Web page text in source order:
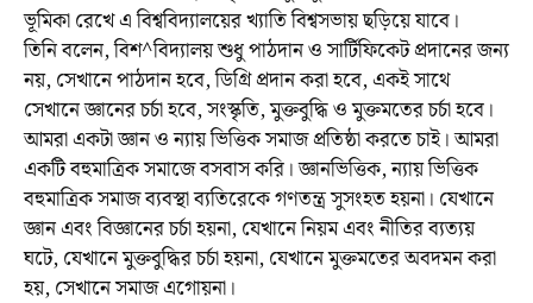
ভূমিকা রেখে এ বিশ্ববিদ্যালয়ের খ্যাতি বিশ্বসভায় ছড়িয়ে যাবে।
তিনি বলেন, বিশ^বিদ্যালয় শুধু পাঠদান ও সার্টিফিকেট প্রদানের জন্য
নয়, সেখানে পাঠদান হবে, ডিগ্রি প্রদান করা হবে, একই সাথে
সেখানে জ্ঞানের চর্চা হবে, সংস্কৃতি, মুক্তবুদ্ধি ও মুক্তমতের চর্চা হবে।
আমরা একটা জ্ঞান ও ন্যায় ভিত্তিক সমাজ প্রতিষ্ঠা করতে চাই। আমরা
একটি বহুমাত্রিক সমাজে বসবাস করি। জ্ঞানভিত্তিক, ন্যায় ভিত্তিক
বহুমাত্রিক সমাজ ব্যবস্থা ব্যতিরেকে গণতন্ত্র সুসংহত হয়না। যেখানে
জ্ঞান এবং বিজ্ঞানের চর্চা হয়না, যেখানে নিয়ম এবং নীতির ব্যত্যয়
ঘটে, যেখানে মুক্তবুদ্ধির চর্চা হয়না, যেখানে মুক্তমতের অবদমন করা
হয়, সেখানে সমাজ এগোয়না।